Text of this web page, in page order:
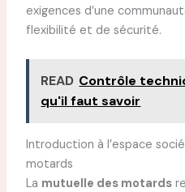
exigences d’une
flexibilité et de sécurité.
READ Contrôle
qu'il faut savoir
Introduction à l’espace
motards
La mutuelle des motards